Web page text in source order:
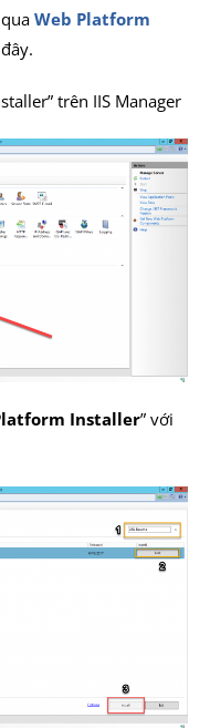
Web Platform
trên IIS Manager
Installer” với